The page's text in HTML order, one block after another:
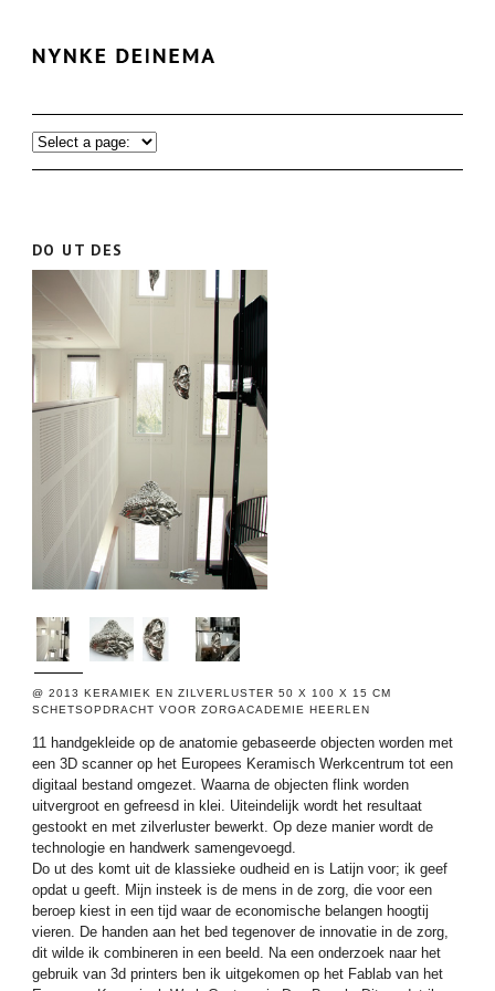
DO UT DES
@ 2013 KERAMIEK EN ZILVERLUSTER 50 X 100 X 15 CM
SCHETSOPDRACHT VOOR ZORGACADEMIE HEERLEN
11 handgekleide op de anatomie gebaseerde objecten worden met
een 3D scanner op het Europees Keramisch Werkcentrum tot een
digitaal bestand omgezet. Waarna de objecten flink worden
uitvergroot en gefreesd in klei. Uiteindelijk wordt het resultaat
gestookt en met zilverluster bewerkt. Op deze manier wordt de
technologie en handwerk samengevoegd.
Do ut des komt uit de klassieke oudheid en is Latijn voor; ik geef
opdat u geeft. Mijn insteek is de mens in de zorg, die voor een
beroep kiest in een tijd waar de economische belangen hoogtij
vieren. De handen aan het bed tegenover de innovatie in de zorg,
dit wilde ik combineren in een beeld. Na een onderzoek naar het
gebruik van 3d printers ben ik uitgekomen op het Fablab van het